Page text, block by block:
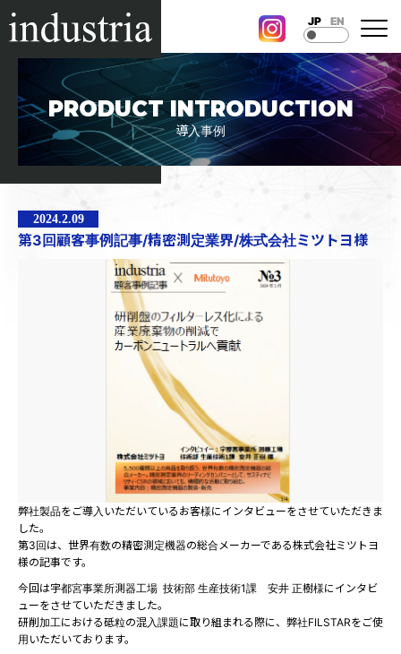
JP EN
<
PRODUCT INTRODUCTION
導入事例
2024.2.09
第3回顧客事例記事/精密測定業界/株式会社ミツトヨ様
弊社製品をご導入いただいているお客様にインタビューをさせていただきま
した。
第3回は、世界有数の精密測定機器の総合メーカーである株式会社ミツトヨ
様の記事です。
今回は宇都宮事業所測器工場 技術部 生産技術1課 安井 正樹様にインタビ
ューをさせていただきました。
研削加工における砥粒の混入課題に取り組まれる際に、弊社FILSTARをご使
用いただいております。